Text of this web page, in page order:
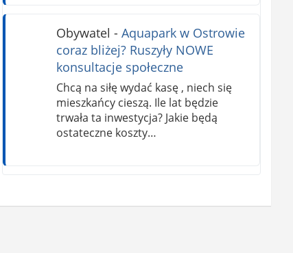
Obywatel - Aquapark w Ostrowie
coraz bliżej? Ruszyły NOWE
konsultacje społeczne
Chcą na siłę wydać kasę , niech się
mieszkańcy cieszą. Ile lat będzie
trwała ta inwestycja? Jakie będą
ostateczne koszty…